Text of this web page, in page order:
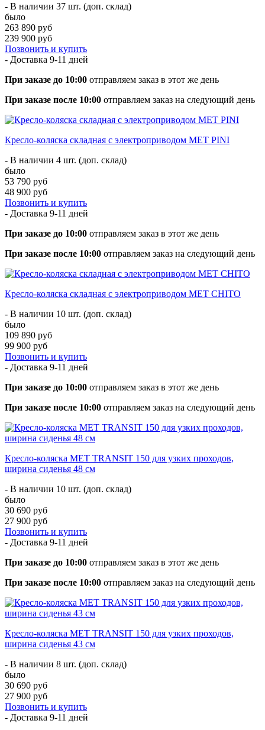
- В наличии 37 шт. (доп. склад)
было
263 890 руб
239 900 руб
Позвонить и купить
- Доставка 9-11 дней
При заказе до 10:00 отправляем заказ в этот же день
При заказе после 10:00 отправляем заказ на следующий день
Кресло-коляска складная с электроприводом MET PINI
- В наличии 4 шт. (доп. склад)
было
53 790 руб
48 900 руб
Позвонить и купить
- Доставка 9-11 дней
При заказе до 10:00 отправляем заказ в этот же день
При заказе после 10:00 отправляем заказ на следующий день
Кресло-коляска складная с электроприводом MET CHITO
- В наличии 10 шт. (доп. склад)
было
109 890 руб
99 900 руб
Позвонить и купить
- Доставка 9-11 дней
При заказе до 10:00 отправляем заказ в этот же день
При заказе после 10:00 отправляем заказ на следующий день
Кресло-коляска МЕТ TRANSIT 150 для узких проходов,
ширина сиденья 48 см
- В наличии 10 шт. (доп. склад)
было
30 690 руб
27 900 руб
Позвонить и купить
- Доставка 9-11 дней
При заказе до 10:00 отправляем заказ в этот же день
При заказе после 10:00 отправляем заказ на следующий день
Кресло-коляска МЕТ TRANSIT 150 для узких проходов,
ширина сиденья 43 см
- В наличии 8 шт. (доп. склад)
было
30 690 руб
27 900 руб
Позвонить и купить
- Доставка 9-11 дней